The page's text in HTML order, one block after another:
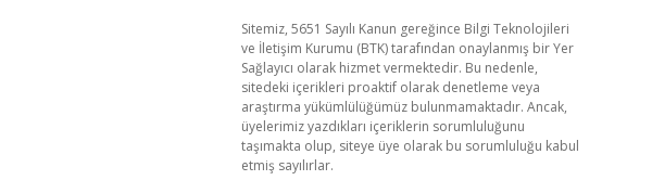
Sitemiz, 5651 Sayılı Kanun gereğince Bilgi Teknolojileri
ve İletişim Kurumu (BTK) tarafından onaylanmış bir Yer
Sağlayıcı olarak hizmet vermektedir. Bu nedenle,
sitedeki içerikleri proaktif olarak denetleme veya
araştırma yükümlülüğümüz bulunmamaktadır. Ancak,
üyelerimiz yazdıkları içeriklerin sorumluluğunu
taşımakta olup, siteye üye olarak bu sorumluluğu kabul
etmiş sayılırlar.